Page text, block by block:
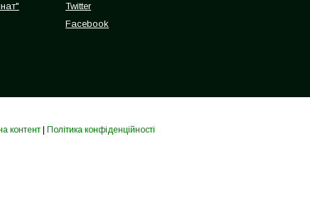
Twitter
Facebook
контент
Політика конфіденційності